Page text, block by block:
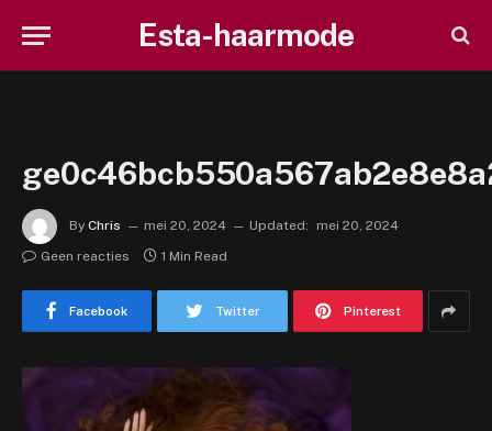
Esta-haarmode
By Chris mei 20, 2024 Updated:
mei 20, 2024
Geen reacties
1 Min Read
Facebook Twitter Pinterest